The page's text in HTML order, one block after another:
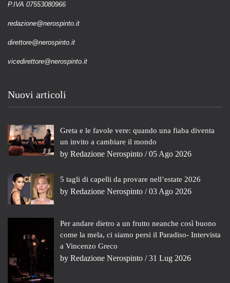
P.IVA 07553080966
redazione@nerospinto.it
direttore@nerospinto.it
vicedirettore@nerospinto.it
Nuovi articoli
Greta e le favole vere: quando una fiaba diventa
un invito a cambiare il mondo
by Redazione Nerospinto / 05 Ago 2026
5 tagli di capelli da provare nell’estate 2026
by Redazione Nerospinto / 03 Ago 2026
Per andare dietro a un frutto neanche così buono
come la mela, ci siamo persi il Paradiso- Intervista
a Vincenzo Greco
by Redazione Nerospinto / 31 Lug 2026